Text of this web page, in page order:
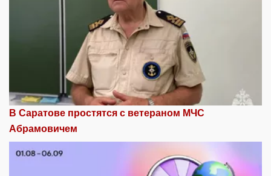
В Саратове простятся с ветераном МЧС
Абрамовичем